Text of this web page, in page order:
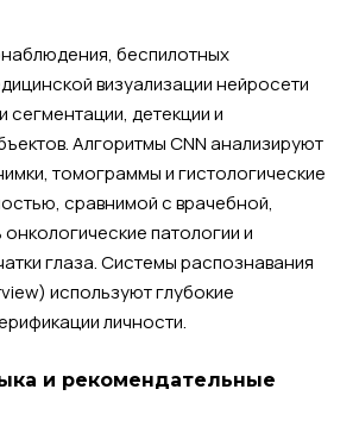
беспилотных
визуализации нейросети
сегментации, детекции и
Алгоритмы CNN анализируют
томограммы и гистологические
сравнимой с врачебной,
патологии и
глаза. Системы распознавания
используют глубокие
личности.
и рекомендательные